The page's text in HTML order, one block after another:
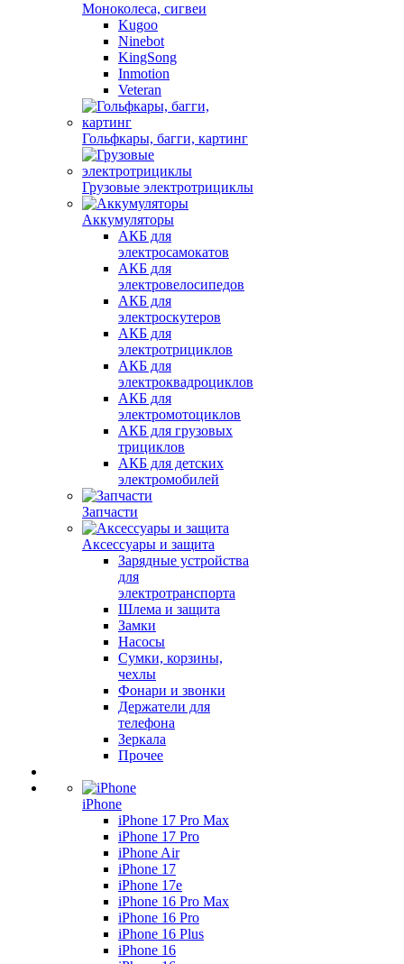
Моноколеса, сигвеи
Kugoo
Ninebot
KingSong
Inmotion
Veteran
Гольфкары, багги, картинг
Грузовые электротрициклы
Аккумуляторы
АКБ для
электросамокатов
АКБ для
электровелосипедов
АКБ для
электроскутеров
АКБ для
электротрициклов
АКБ для
электроквадроциклов
АКБ для
электромотоциклов
АКБ для грузовых
трициклов
АКБ для детских
электромобилей
Запчасти
Аксессуары и защита
Зарядные устройства
для
электротранспорта
Шлема и защита
Замки
Насосы
Сумки, корзины,
чехлы
Фонари и звонки
Держатели для
телефона
Зеркала
Прочее
iPhone
iPhone 17 Pro Max
iPhone 17 Pro
iPhone Air
iPhone 17
iPhone 17e
iPhone 16 Pro Max
iPhone 16 Pro
iPhone 16 Plus
iPhone 16